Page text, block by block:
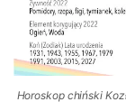
Horoskop chiński